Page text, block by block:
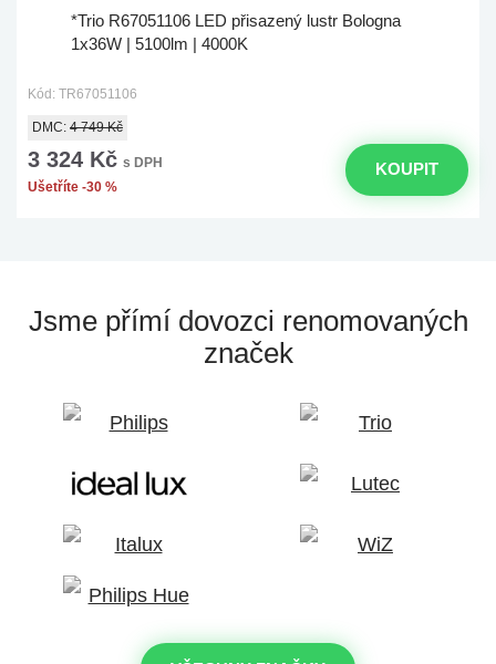
*Trio R67051106 LED přisazený lustr Bologna
1x36W | 5100lm | 4000K
Kód: TR67051106
DMC: 4 749 Kč
3 324 Kč s DPH
Ušetříte -30 %
KOUPIT
Jsme přímí dovozci renomovaných
značek